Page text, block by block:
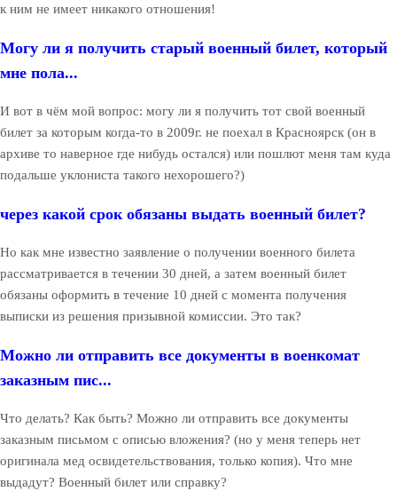
к ним не имеет никакого отношения!
Могу ли я получить старый военный билет, который
мне пола...
И вот в чём мой вопрос: могу ли я получить тот свой военный
билет за которым когда-то в 2009г. не поехал в Красноярск (он в
архиве то наверное где нибудь остался) или пошлют меня там куда
подальше уклониста такого нехорошего?)
через какой срок обязаны выдать военный билет?
Но как мне известно заявление о получении военного билета
рассматривается в течении 30 дней, а затем военный билет
обязаны оформить в течение 10 дней с момента получения
выписки из решения призывной комиссии. Это так?
Можно ли отправить все документы в военкомат
заказным пис...
Что делать? Как быть? Можно ли отправить все документы
заказным письмом с описью вложения? (но у меня теперь нет
оригинала мед освидетельствования, только копия). Что мне
выдадут? Военный билет или справку?